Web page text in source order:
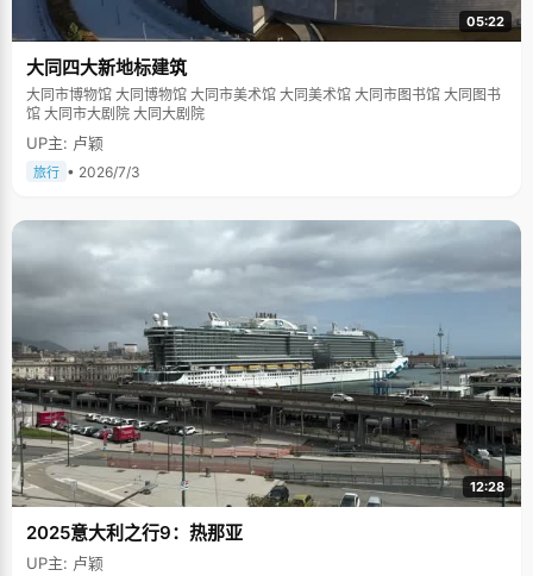
05:22
大同四大新地标建筑
大同市博物馆 大同博物馆 大同市美术馆 大同美术馆 大同市图书馆 大同图书
馆 大同市大剧院 大同大剧院
UP主: 卢颖
旅行 • 2026/7/3
12:28
2025意大利之行9：热那亚
UP主: 卢颖